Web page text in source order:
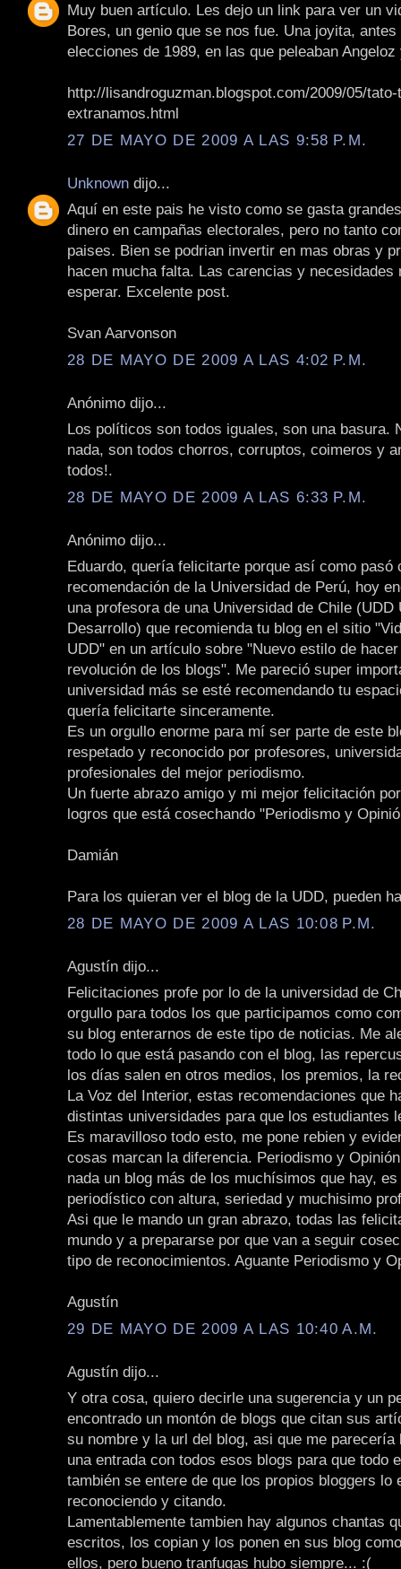
Muy buen artículo. Les dejo un link para ver un
Bores, un genio que se nos fue. Una joyita, antes
elecciones de 1989, en las que peleaban
http://lisandroguzman.blogspot.com/2009/05/tato-
extranamos.html
27 DE MAYO DE 2009 A LAS 9:58 P.M.
Unknown dijo...
Aquí en este pais he visto como se gasta
dinero en campañas electorales, pero no tanto
paises. Bien se podrian invertir en mas obras y
hacen mucha falta. Las carencias y necesidades
esperar. Excelente post.
Svan Aarvonson
28 DE MAYO DE 2009 A LAS 4:02 P.M.
Anónimo dijo...
Los políticos son todos iguales, son una basura.
nada, son todos chorros, corruptos, coimeros y
todos!.
28 DE MAYO DE 2009 A LAS 6:33 P.M.
Anónimo dijo...
Eduardo, quería felicitarte porque así como pasó
recomendación de la Universidad de Perú, hoy
una profesora de una Universidad de Chile (UDD
Desarrollo) que recomienda tu blog en el sitio
UDD" en un artículo sobre "Nuevo estilo de
revolución de los blogs". Me pareció super
universidad más se esté recomendando tu
quería felicitarte sinceramente.
Es un orgullo enorme para mí ser parte de este
respetado y reconocido por profesores,
profesionales del mejor periodismo.
Un fuerte abrazo amigo y mi mejor felicitación
logros que está cosechando "Periodismo y
Damián
Para los quieran ver el blog de la UDD, pueden
28 DE MAYO DE 2009 A LAS 10:08 P.M.
Agustín dijo...
Felicitaciones profe por lo de la universidad de
orgullo para todos los que participamos como
su blog enterarnos de este tipo de noticias. Me
todo lo que está pasando con el blog, las
los días salen en otros medios, los premios, la
La Voz del Interior, estas recomendaciones que
distintas universidades para que los estudiantes
Es maravilloso todo esto, me pone rebien y
cosas marcan la diferencia. Periodismo y
nada un blog más de los muchísimos que hay, es
periodístico con altura, seriedad y muchisimo
Asi que le mando un gran abrazo, todas las
mundo y a prepararse por que van a seguir
tipo de reconocimientos. Aguante Periodismo y
Agustín
29 DE MAYO DE 2009 A LAS 10:40 A.M.
Agustín dijo...
Y otra cosa, quiero decirle una sugerencia y un
encontrado un montón de blogs que citan sus
su nombre y la url del blog, asi que me parecería
una entrada con todos esos blogs para que todo
también se entere de que los propios bloggers lo
reconociendo y citando.
Lamentablemente tambien hay algunos chantas
escritos, los copian y los ponen en sus blog
ellos, pero bueno tranfugas hubo siempre... :(